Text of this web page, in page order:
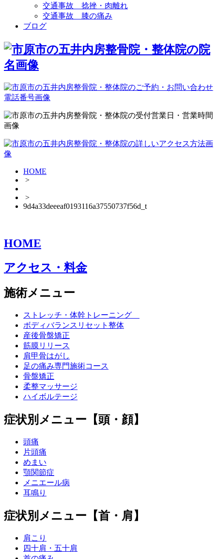
交通事故 捻挫・肉離れ
交通事故 膝の痛み
ブログ
HOME
>
>
9d4a33deeeaf0193116a37550737f56d_t
HOME
アクセス・料金
施術メニュー
ストレッチ・体幹トレーニング
ボディバランスリセット整体
産後骨盤矯正
筋膜リリース
肩甲骨はがし
足の痛み専門施術コース
骨盤矯正
柔整マッサージ
ハイボルテージ
症状別メニュー【頭・顔】
頭痛
片頭痛
めまい
顎関節症
メニエール病
耳鳴り
症状別メニュー【首・肩】
肩こり
四十肩・五十肩